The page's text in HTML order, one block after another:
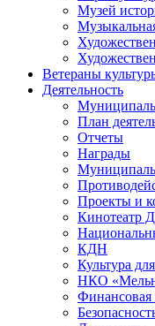
Музей
Ветераны
Деятельность
План
Отчеты
Награды
Проекты и
Кинотеатр
КДН
Культура
НКО
Финансовая